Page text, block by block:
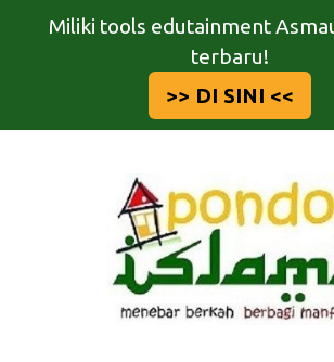
Miliki tools edutainment
terbaru!
>> DI SINI <<